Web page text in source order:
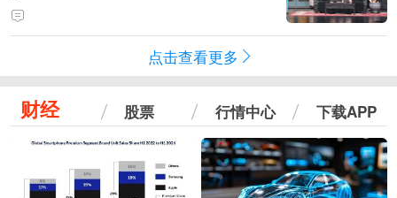
点击查看更多
财经 股票 行情中心 下载APP